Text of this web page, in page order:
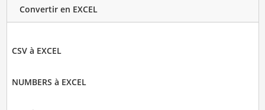
Convertir en EXCEL
CSV à EXCEL
NUMBERS à EXCEL